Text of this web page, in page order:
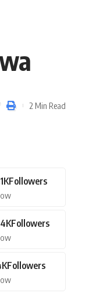
2 Min Read
Followers
Followers
Followers